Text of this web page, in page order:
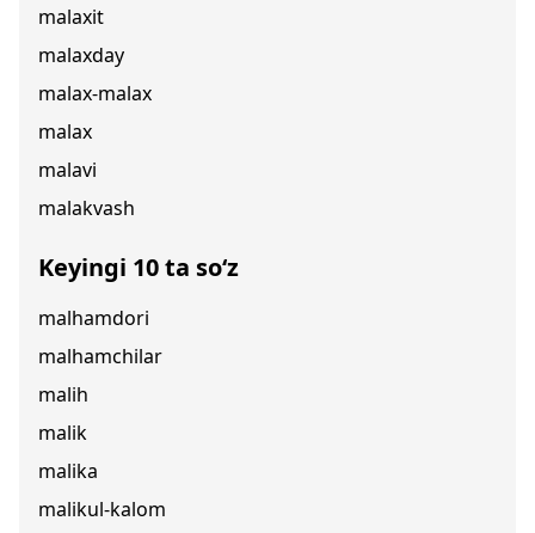
malaxit
malaxday
malax-malax
malax
malavi
malakvash
Keyingi 10 ta so‘z
malhamdori
malhamchilar
malih
malik
malika
malikul-kalom